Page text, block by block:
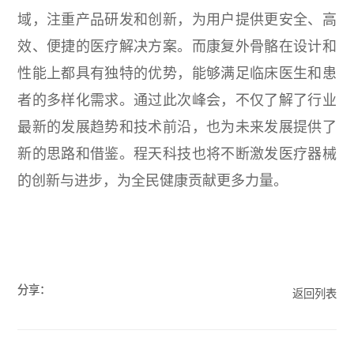
域，注重产品研发和创新，为用户提供更安全、高
效、便捷的医疗解决方案。而康复外骨骼在设计和
性能上都具有独特的优势，能够满足临床医生和患
者的多样化需求。通过此次峰会，不仅了解了行业
最新的发展趋势和技术前沿，也为未来发展提供了
新的思路和借鉴。程天科技也将不断激发医疗器械
的创新与进步，为全民健康贡献更多力量。
分享： 返回列表